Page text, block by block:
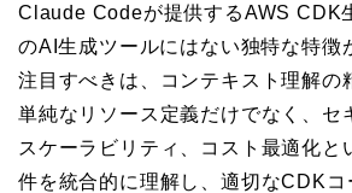
Claude Codeが提供するAWS CDK
のAI生成ツールにはない独特な特徴
注目すべきは、コンテキスト理解の
単純なリソース定義だけでなく、セ
スケーラビリティ、コスト最適化と
件を統合的に理解し、適切なCDKコ